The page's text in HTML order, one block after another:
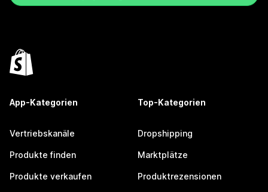
App-Kategorien
Vertriebskanäle
Produkte finden
Produkte verkaufen
Top-Kategorien
Dropshipping
Marktplätze
Produktrezensionen